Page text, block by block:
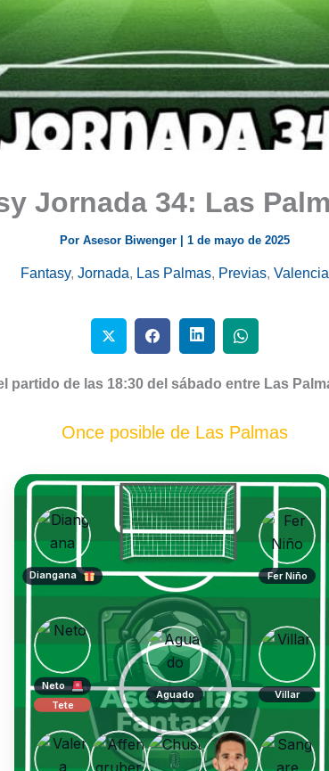
Jornada 34: Las
Por Asesor Biwenger 1 de mayo de 2025
Fantasy, Jornada, Las Palmas, Previas, Valencia
partido de las 18:30 del sábado entre Las
Once posible de Las Palmas
Neto
Tete
Aguado Villar
Diangana Fer Niño